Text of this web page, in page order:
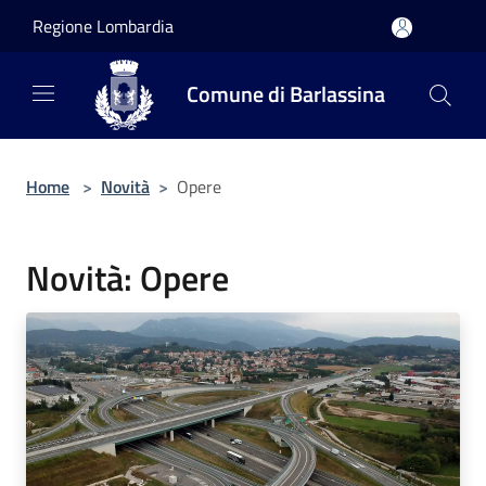
Regione Lombardia
Comune di Barlassina
Home > Novità > Opere
Novità: Opere